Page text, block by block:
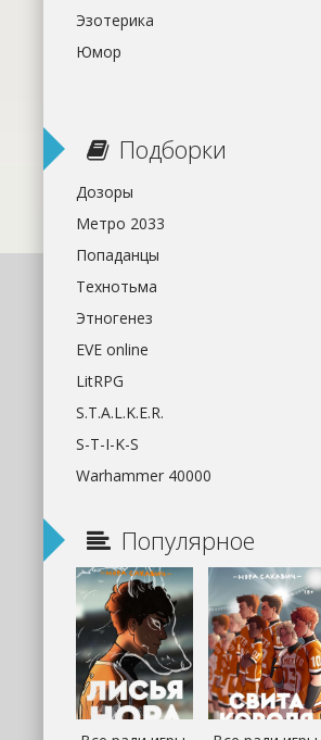
Эзотерика
Юмор
Подборки
Дозоры
Метро 2033
Попаданцы
Технотьма
Этногенез
EVE online
LitRPG
S.T.A.L.K.E.R.
S-T-I-K-S
Warhammer 40000
Популярное